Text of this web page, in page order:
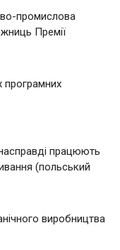
промислова
Премії
програмних
працюють
(польський
виробництва